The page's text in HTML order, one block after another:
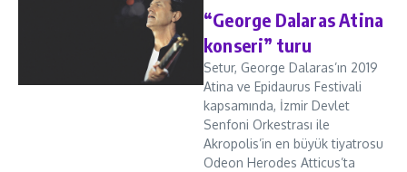
“George Dalaras Atina
konseri” turu
Setur, George Dalaras’ın 2019
Atina ve Epidaurus Festivali
kapsamında, İzmir Devlet
Senfoni Orkestrası ile
Akropolis’in en büyük tiyatrosu
Odeon Herodes Atticus’ta